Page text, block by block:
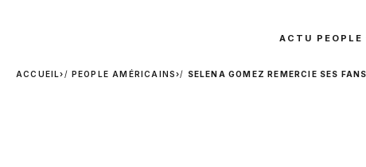
ACTU PEOPLE
ACCUEIL› PEOPLE AMÉRICAINS› SELENA GOMEZ REMERCIE SES